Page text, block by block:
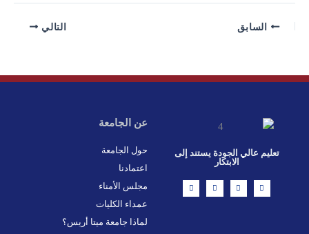
السابق التالي
تعليم عالي الجودة يستند إلى
الابتكار
I
n
s
F
a
c
X
-
t
L
i
n
عن الجامعة
حول الجامعة
اعتمادنا
مجلس الأمناء
عمداء الكليات
لماذا جامعة ميتا أريس؟